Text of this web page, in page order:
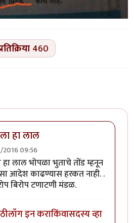
460
हा लाल
2016 09:56
(Benincasa hispida)byडॉ सुहास
हा लाल भोपळा भुताचे तोंड म्हनून
आदेश काढण्यास हरकत नाही. .
बिरोप टणाटणी मंडळ.
लॉग इन कराकिंवासदस्य व्हा